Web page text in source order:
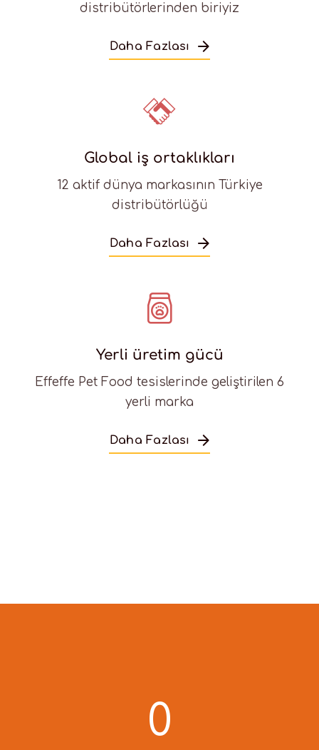
distribütörlerinden biriyiz
Daha Fazlası
Global iş ortaklıkları
12 aktif dünya markasının Türkiye
distribütörlüğü
Daha Fazlası
Yerli üretim gücü
Effeffe Pet Food tesislerinde geliştirilen 6
yerli marka
Daha Fazlası
0